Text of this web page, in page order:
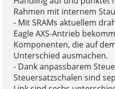
Rahmen mit internem
- Mit SRAMs aktuellem
Eagle AXS-Antrieb
Komponenten, die auf
Unterschied ausmachen.
- Dank anpassbarem
Steuersatzschalen sind